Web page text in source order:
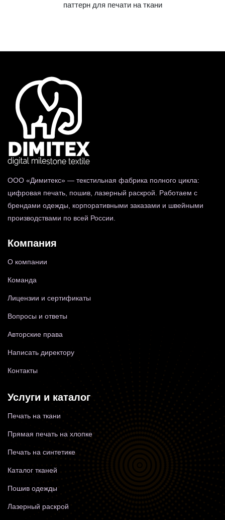
паттерн для печати на ткани
ООО «Димитекс» — текстильная фабрика полного цикла:
цифровая печать, пошив, лазерный раскрой. Работаем с
брендами одежды, корпоративными заказами и швейными
производствами по всей России.
Компания
О компании
Команда
Лицензии и сертификаты
Вопросы и ответы
Авторские права
Написать директору
Контакты
Услуги и каталог
Печать на ткани
Прямая печать на хлопке
Печать на синтетике
Каталог тканей
Пошив одежды
Лазерный раскрой